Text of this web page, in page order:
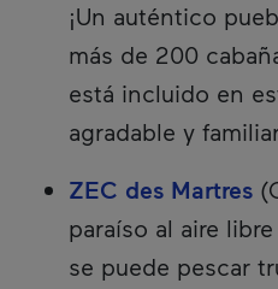
¡Un auténtico
más de 200
está incluido en
agradable y
ZEC des Martres
paraíso al aire
se puede pescar